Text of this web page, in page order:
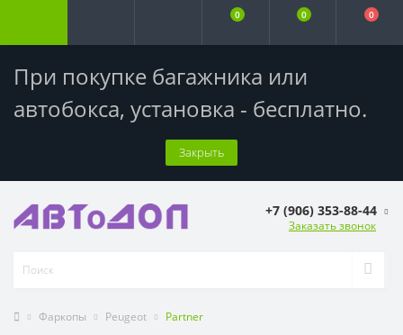
При покупке багажника или
автобокса, установка - бесплатно.
Закрыть
0 0 0
+7 (906) 353-88-44
Заказать звонок
Фаркопы Peugeot Partner